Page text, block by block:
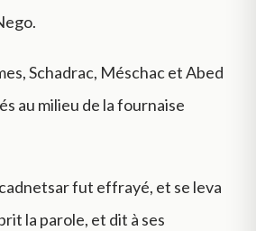
Schadrac, Méschac et Abed
au milieu de la fournaise
fut effrayé, et se leva
la parole, et dit à ses